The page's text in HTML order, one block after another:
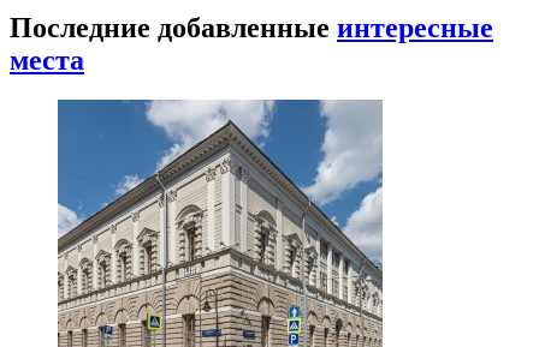
Последние добавленные интересные
места